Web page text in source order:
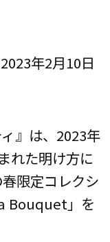
年2月10日
』は、2023年
れた明け方に
限定コレクシ
Bouquet」を